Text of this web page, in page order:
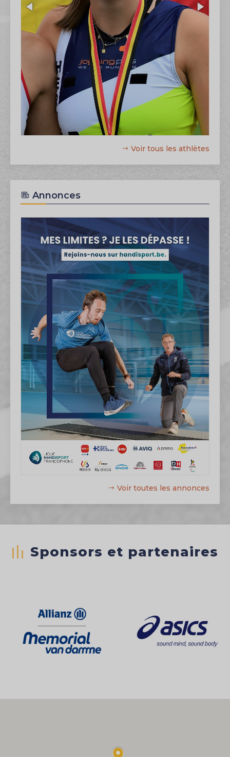
Voir tous les athlètes
Annonces
Voir toutes les annonces
Sponsors et partenaires